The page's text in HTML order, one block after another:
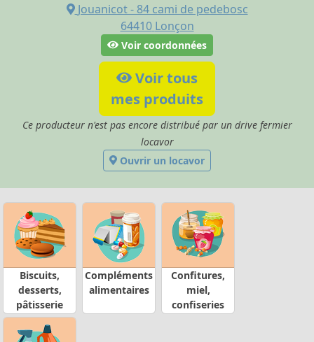
Jouanicot - 84 cami de pedebosc
64410 Lonçon
Voir coordonnées
Voir tous
mes produits
Ce producteur n'est pas encore distribué par un drive fermier
locavor
Ouvrir un locavor
Biscuits,
desserts,
pâtisserie
Compléments
alimentaires
Confitures,
miel,
confiseries